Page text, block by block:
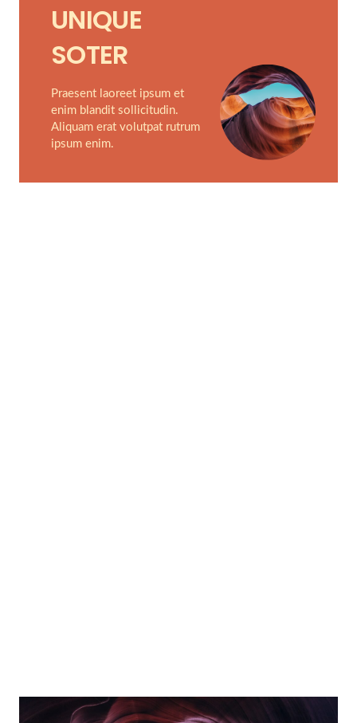
UNIQUE
SOTER
Praesent laoreet ipsum et
enim blandit sollicitudin.
Aliquam erat volutpat rutrum
ipsum enim.